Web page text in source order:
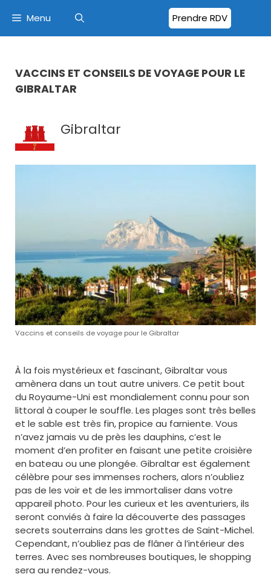
Prendre RDV
Menu
VACCINS ET CONSEILS DE VOYAGE POUR LE
GIBRALTAR
Gibraltar
Vaccins et conseils de voyage pour le Gibraltar
À la fois mystérieux et fascinant, Gibraltar vous
amènera dans un tout autre univers. Ce petit bout
du Royaume-Uni est mondialement connu pour son
littoral à couper le souffle. Les plages sont très belles
et le sable est très fin, propice au farniente. Vous
n’avez jamais vu de près les dauphins, c’est le
moment d’en profiter en faisant une petite croisière
en bateau ou une plongée. Gibraltar est également
célèbre pour ses immenses rochers, alors n’oubliez
pas de les voir et de les immortaliser dans votre
appareil photo. Pour les curieux et les aventuriers, ils
seront conviés à faire la découverte des passages
secrets souterrains dans les grottes de Saint-Michel.
Cependant, n’oubliez pas de flâner à l’intérieur des
terres. Avec ses nombreuses boutiques, le shopping
sera au rendez-vous.